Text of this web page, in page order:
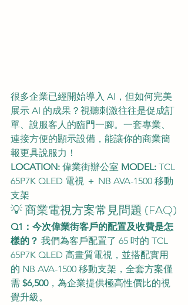
很多企業已經開始導入 AI，但如何完美
展示 AI 的成果？視聽刺激往往是促成訂
單、說服客人的臨門一腳。一套專業、
連接方便的顯示設備，能讓你的商業簡
報更具說服力！
LOCATION: 偉業街辦公室 MODEL: TCL
65P7K QLED 電視 ＋ NB AVA-1500 移動
支架
💡 商業電視方案常見問題 (FAQ)
Q1：今次偉業街客戶的配置及收費是怎
樣的？ 我們為客戶配置了 65 吋的 TCL
65P7K QLED 高畫質電視，並搭配實用
的 NB AVA-1500 移動支架，全套方案僅
需 $6,500，為企業提供極高性價比的視
覺升級。